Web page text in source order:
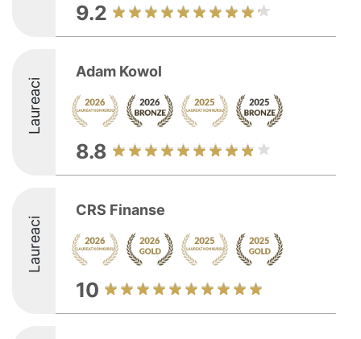
9.2
Laureaci
Adam Kowol
8.8
Laureaci
CRS Finanse
10